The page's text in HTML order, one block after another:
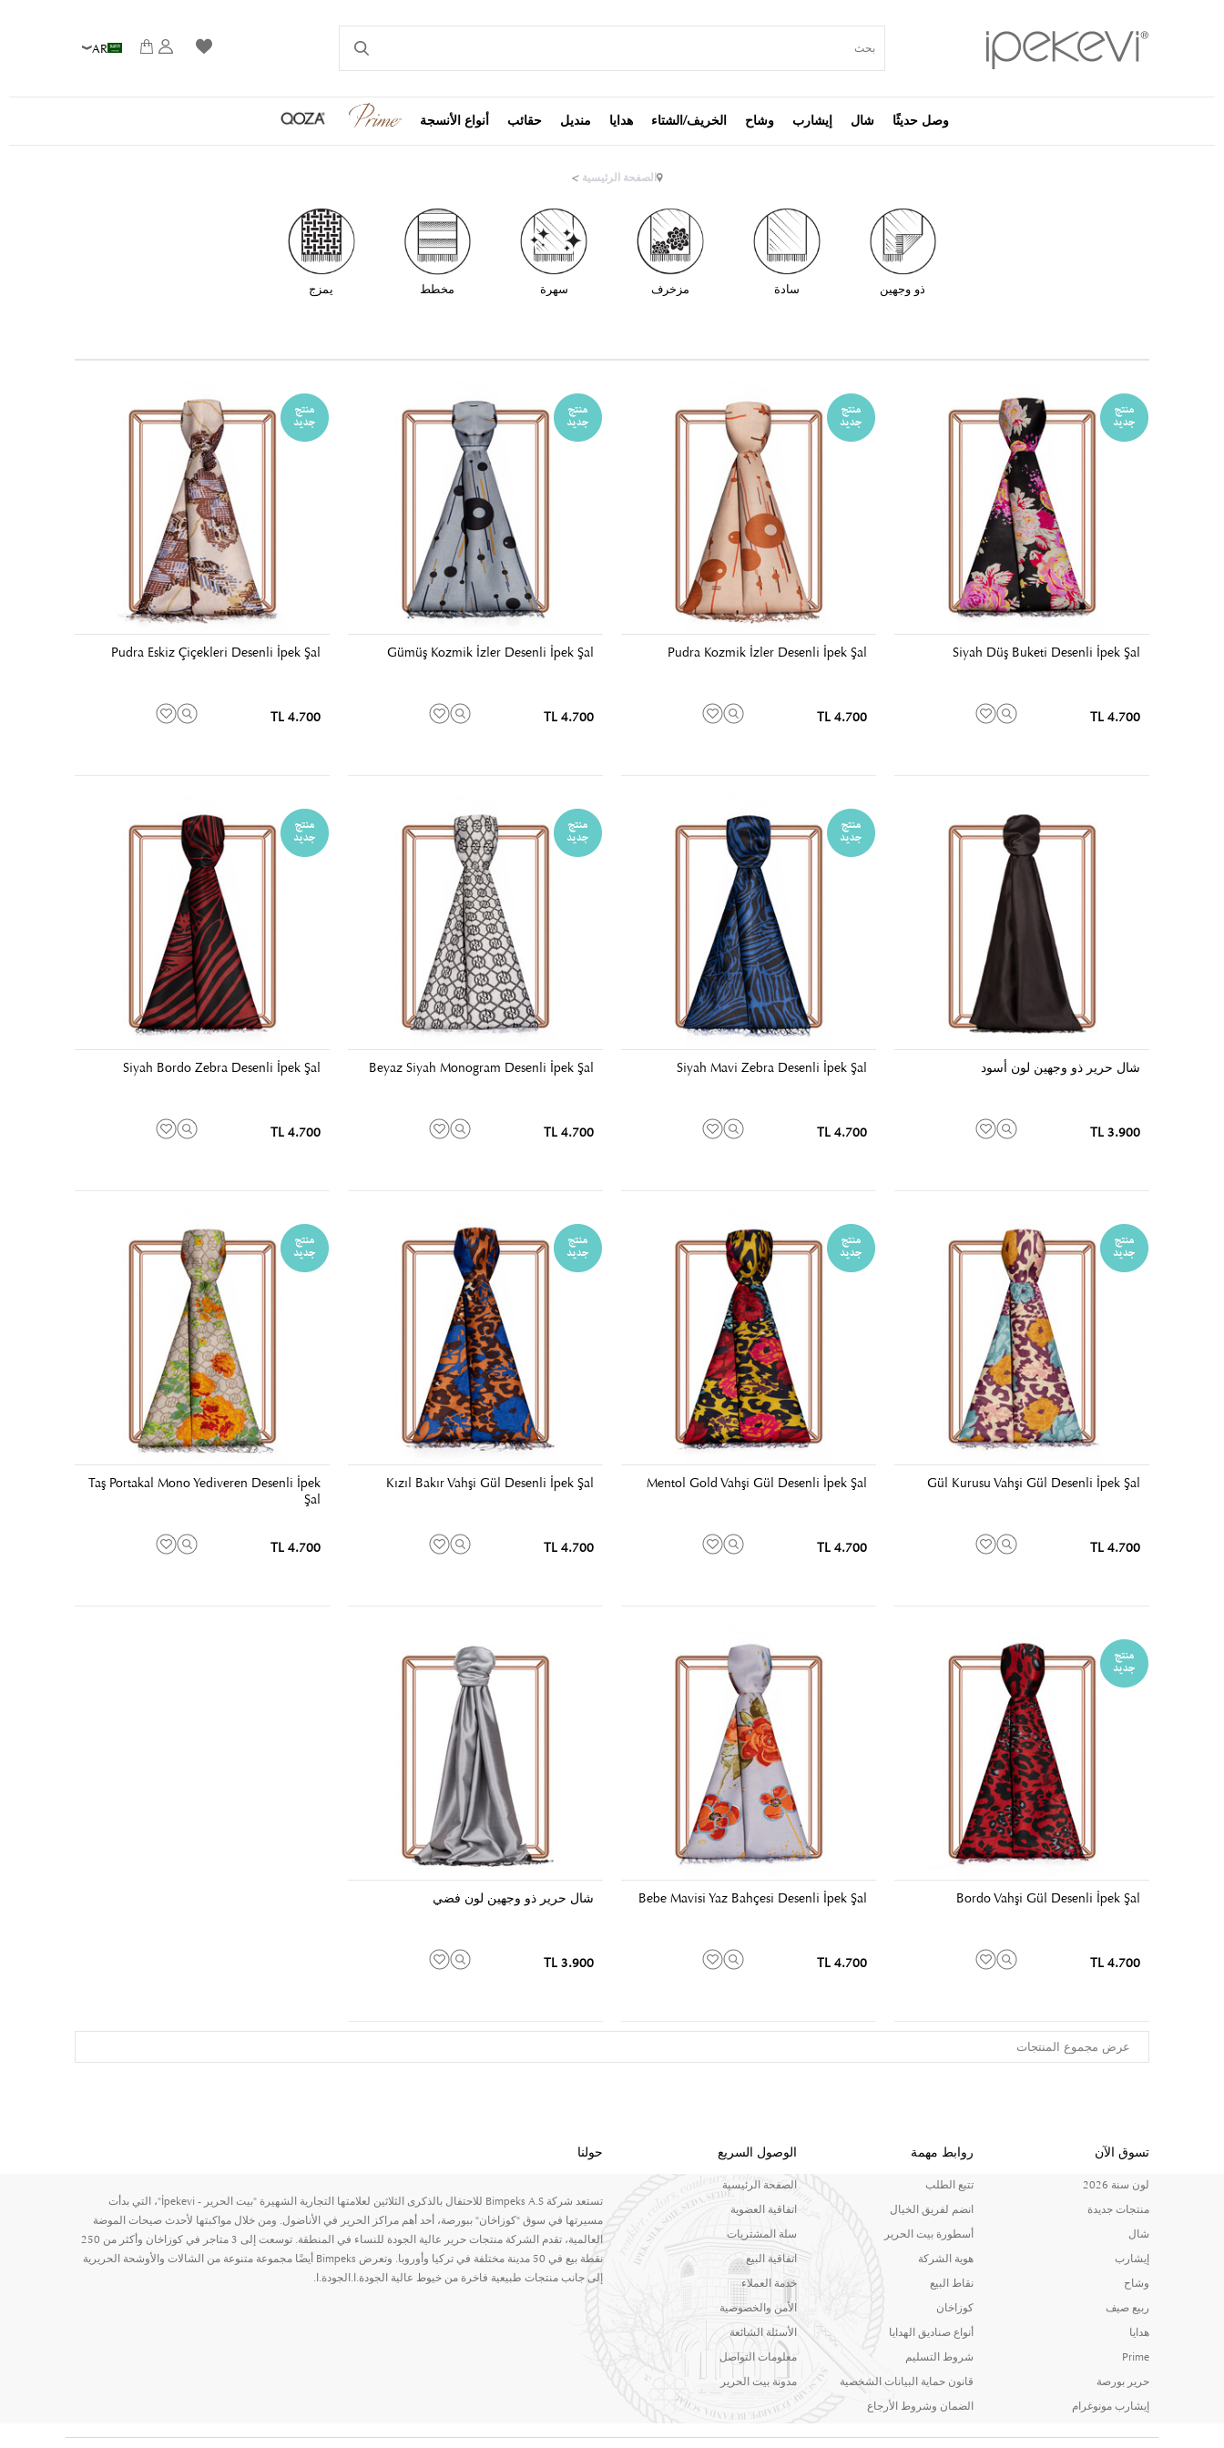
AR
وصل حديثًا شال إيشارب وشاح الخريف/الشتاء هدايا منديل حقائب أنواع الأنسجة
الصفحة الرئيسية >
ذو وجهين سادة مزخرف سهرة مخطط يمزج
Siyah Düş Buketi Desenli İpek Şal
4.700 TL
Pudra Kozmik İzler Desenli İpek Şal
4.700 TL
Gümüş Kozmik İzler Desenli İpek Şal
4.700 TL
Pudra Eskiz Çiçekleri Desenli İpek Şal
4.700 TL
شال حرير ذو وجهين لون أسود
3.900 TL
Siyah Mavi Zebra Desenli İpek Şal
4.700 TL
Beyaz Siyah Monogram Desenli İpek Şal
4.700 TL
Siyah Bordo Zebra Desenli İpek Şal
4.700 TL
Gül Kurusu Vahşi Gül Desenli İpek Şal
4.700 TL
Mentol Gold Vahşi Gül Desenli İpek Şal
4.700 TL
Kızıl Bakır Vahşi Gül Desenli İpek Şal
4.700 TL
Taş Portakal Mono Yediveren Desenli İpek
Şal
4.700 TL
Bordo Vahşi Gül Desenli İpek Şal
4.700 TL
Bebe Mavisi Yaz Bahçesi Desenli İpek Şal
4.700 TL
شال حرير ذو وجهين لون فضي
3.900 TL
عرض مجموع المنتجات
تسوق الآن
لون سنة 2026
منتجات جديدة
شال
إيشارب
وشاح
ربيع صيف
هدايا
Prime
حرير بورصة
إيشارب مونوغرام
روابط مهمة
تتبع الطلب
انضم لفريق الخيال
أسطورة بيت الحرير
هوية الشركة
نقاط البيع
كوزاخان
أنواع صناديق الهدايا
شروط التسليم
قانون حماية البيانات الشخصية
الضمان وشروط الأرجاع
الوصول السريع
الصفحة الرئيسية
اتفاقية العضوية
سلة المشتريات
اتفاقية البيع
خدمة العملاء
الأمن والخصوصية
الأسئلة الشائعة
معلومات التواصل
مدونة بيت الحرير
حولنا
تستعد شركة Bimpeks A.S للاحتفال بالذكرى الثلاثين لعلامتها التجارية الشهيرة "بيت الحرير - İpekevi"، التي بدأت
مسيرتها في سوق "كوزاخان" ببورصة، أحد أهم مراكز الحرير في الأناضول. ومن خلال مواكبتها لأحدث صيحات الموضة
العالمية، تقدم الشركة منتجات حرير عالية الجودة للنساء في المنطقة. توسعت إلى 3 متاجر في كوزاخان وأكثر من 250
نقطة بيع في 50 مدينة مختلفة في تركيا وأوروبا. وتعرض Bimpeks أيضًا مجموعة متنوعة من الشالات والأوشحة الحريرية
إلى جانب منتجات طبيعية فاخرة من خيوط عالية الجودة.ا.الجودة.ا.